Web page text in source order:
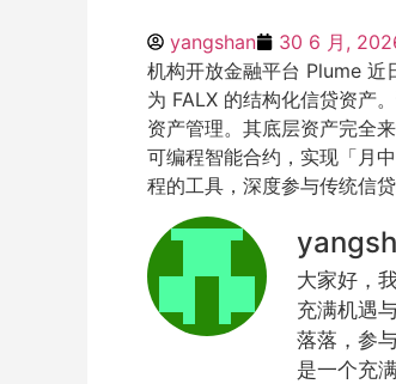
yangshan 30 6 月,
机构开放金融平台 Plume 近
为 FALX 的结构化信贷资产
资产管理。其底层资产完全
可编程智能合约，实现「月
程的工具，深度参与传统信贷
大家好，
充满机遇
落落，参
是一个充